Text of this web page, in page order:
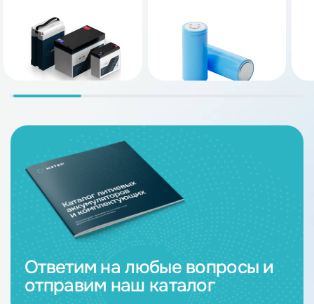
Ответим на любые вопросы и
отправим наш каталог